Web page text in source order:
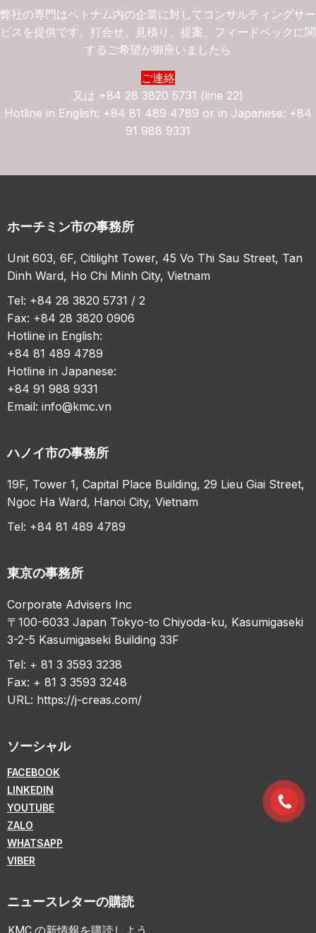
弊社の専門はベトナム内の企業に対してコンサルティングサー
ビスを提供です。打合せ、見積り、提案、フィードベックに関
するご希望が御座いましたら
ご連絡
又は +84 28 3820 5731 (line 22)
Hotline in English: +84 81 489 4789 or in Japanese: +84
91 988 9331
ホーチミン市の事務所
Unit 603, 6F, Citilight Tower, 45 Vo Thi Sau Street, Tan
Dinh Ward, Ho Chi Minh City, Vietnam
Tel: +84 28 3820 5731 / 2
Fax: +84 28 3820 0906
Hotline in English:
+84 81 489 4789
Hotline in Japanese:
+84 91 988 9331
Email:info@kmc.vn
ハノイ市の事務所
19F, Tower 1, Capital Place Building, 29 Lieu Giai Street,
Ngoc Ha Ward, Hanoi City, Vietnam
Tel: +84 81 489 4789
東京の事務所
Corporate Advisers Inc
〒100-6033 Japan Tokyo-to Chiyoda-ku, Kasumigaseki
3-2-5 Kasumigaseki Building 33F
Tel: + 81 3 3593 3238
Fax: + 81 3 3593 3248
URL: https://j-creas.com/
ソーシャル
FACEBOOK
LINKEDIN
YOUTUBE
ZALO
WHATSAPP
VIBER
ニュースレターの購読
KMC の新情報を購読しよう